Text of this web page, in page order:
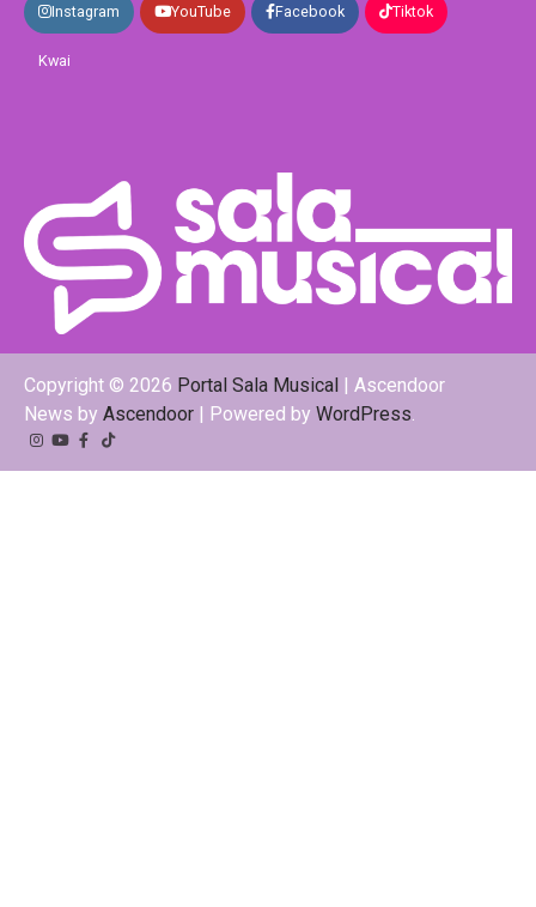
Instagram YouTube Facebook Tiktok
Kwai
Copyright © 2026 Portal Sala Musical | Ascendoor
News by Ascendoor | Powered by WordPress.
Instagram
YouTube
Facebook
Tiktok